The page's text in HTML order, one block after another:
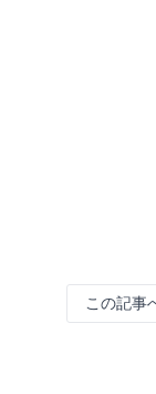
この記事